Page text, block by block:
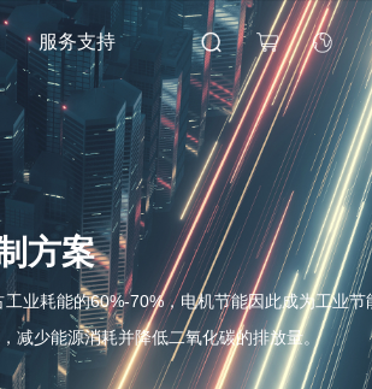
服务支持
方案
业耗能的60%-70%，电机节能因此成为工业
减少能源消耗并降低二氧化碳的排放量。